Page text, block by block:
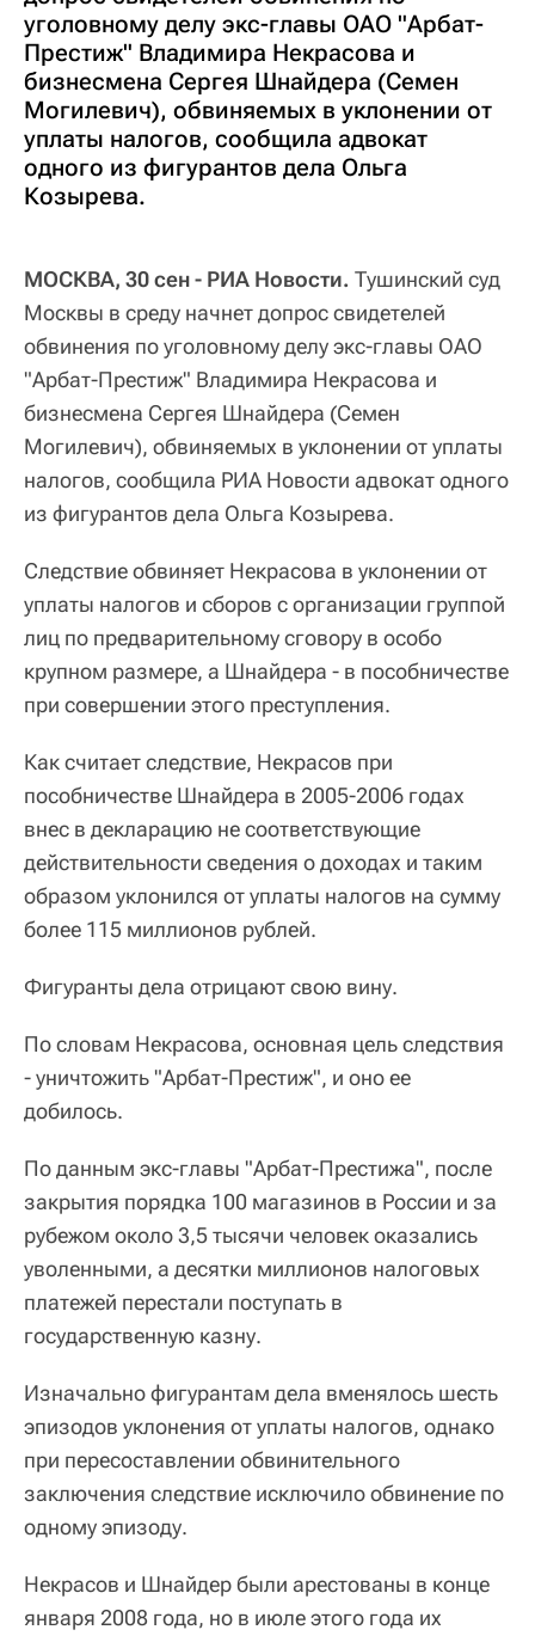
уголовному делу экс-главы ОАО "Арбат-
Престиж" Владимира Некрасова и
бизнесмена Сергея Шнайдера (Семен
Могилевич), обвиняемых в уклонении от
уплаты налогов, сообщила адвокат
одного из фигурантов дела Ольга
Козырева.
МОСКВА, 30 сен - РИА Новости. Тушинский суд
Москвы в среду начнет допрос свидетелей
обвинения по уголовному делу экс-главы ОАО
"Арбат-Престиж" Владимира Некрасова и
бизнесмена Сергея Шнайдера (Семен
Могилевич), обвиняемых в уклонении от уплаты
налогов, сообщила РИА Новости адвокат одного
из фигурантов дела Ольга Козырева.
Следствие обвиняет Некрасова в уклонении от
уплаты налогов и сборов с организации группой
лиц по предварительному сговору в особо
крупном размере, а Шнайдера - в пособничестве
при совершении этого преступления.
Как считает следствие, Некрасов при
пособничестве Шнайдера в 2005-2006 годах
внес в декларацию не соответствующие
действительности сведения о доходах и таким
образом уклонился от уплаты налогов на сумму
более 115 миллионов рублей.
Фигуранты дела отрицают свою вину.
По словам Некрасова, основная цель следствия
- уничтожить "Арбат-Престиж", и оно ее
добилось.
По данным экс-главы "Арбат-Престижа", после
закрытия порядка 100 магазинов в России и за
рубежом около 3,5 тысячи человек оказались
уволенными, а десятки миллионов налоговых
платежей перестали поступать в
государственную казну.
Изначально фигурантам дела вменялось шесть
эпизодов уклонения от уплаты налогов, однако
при пересоставлении обвинительного
заключения следствие исключило обвинение по
одному эпизоду.
Некрасов и Шнайдер были арестованы в конце
января 2008 года, но в июле этого года их